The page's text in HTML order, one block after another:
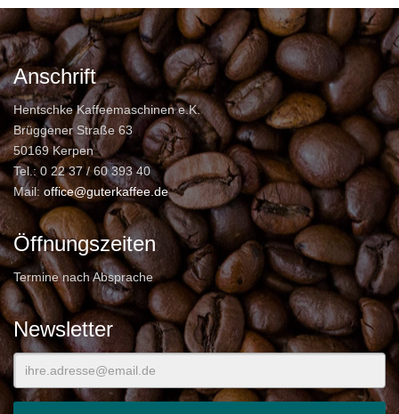
Anschrift
Hentschke Kaffeemaschinen e.K.
Brüggener Straße 63
50169 Kerpen
Tel.: 0 22 37 / 60 393 40
Mail: office@guterkaffee.de
Öffnungszeiten
Termine nach Absprache
Newsletter